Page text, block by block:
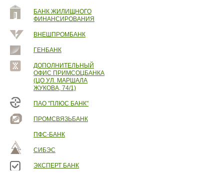
БАНК ЖИЛИЩНОГО
ФИНАНСИРОВАНИЯ
ВНЕШПРОМБАНК
ГЕНБАНК
ДОПОЛНИТЕЛЬНЫЙ
ОФИС ПРИМСОЦБАНКА
(ЦО УЛ. МАРШАЛА
ЖУКОВА, 74/1)
ПАО "ПЛЮС БАНК"
ПРОМСВЯЗЬБАНК
ПФС-БАНК
СИБЭС
ЭКСПЕРТ БАНК